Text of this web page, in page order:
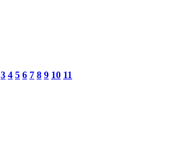
3 4 5 6 7 8 9 10 11